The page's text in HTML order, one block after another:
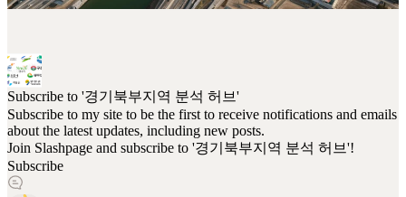
Subscribe to '경기북부지역 분석 허브'
Subscribe to my site to be the first to receive notifications and emails
about the latest updates, including new posts.
Join Slashpage and subscribe to '경기북부지역 분석 허브'!
Subscribe